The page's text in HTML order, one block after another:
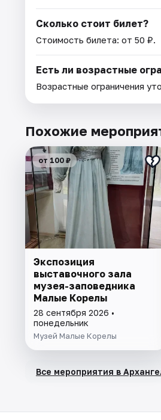
Сколько стоит билет?
Стоимость билета: от 50 ₽.
Есть ли возрастные
Возрастные ограничения
Похожие
от 100 ₽
Экспозиция
выставочного зала
музея-заповедника
Малые Корелы
28 сентября 2026 •
понедельник
Музей Малые Корелы
Все мероприятия в